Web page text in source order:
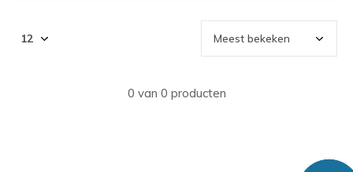
0 van 0 producten